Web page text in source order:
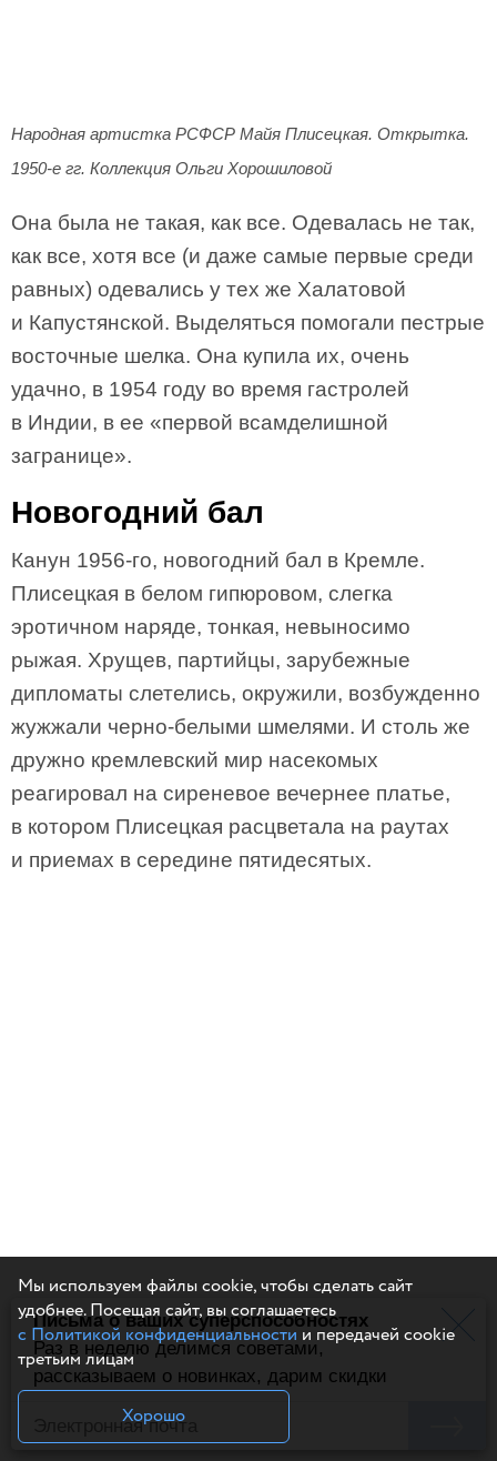
Народная артистка РСФСР Майя Плисецкая. Открытка.
1950-е гг. Коллекция Ольги Хорошиловой
Она была не такая, как все. Одевалась не так,
как все, хотя все (и даже самые первые среди
равных) одевались у тех же Халатовой
и Капустянской. Выделяться помогали пестрые
восточные шелка. Она купила их, очень
удачно, в 1954 году во время гастролей
в Индии, в ее «первой всамделишной
загранице».
Новогодний бал
Канун 1956-го, новогодний бал в Кремле.
Плисецкая в белом гипюровом, слегка
эротичном наряде, тонкая, невыносимо
рыжая. Хрущев, партийцы, зарубежные
дипломаты слетелись, окружили, возбужденно
жужжали черно-белыми шмелями. И столь же
дружно кремлевский мир насекомых
реагировал на сиреневое вечернее платье,
в котором Плисецкая расцветала на раутах
и приемах в середине пятидесятых.
Статья о Майе Плисецкой с фотографиями Ричарда
Аведона. Журнал Vogue USA, 1966 г.
Письма о ваших суперспособностях
Раз в неделю делимся советами,
рассказываем о новинках, дарим скидки
Мы используем файлы cookie, чтобы сделать сайт
удобнее. Посещая сайт, вы соглашаетесь
с Политикой конфиденциальностии передачей cookie
третьим лицам
Хорошо